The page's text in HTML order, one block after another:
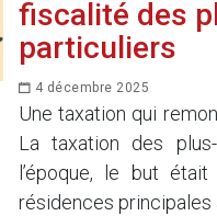
fiscalité des
particuliers
4 décembre 2025
Une taxation qui
La taxation des
l’époque, le but
résidences principales